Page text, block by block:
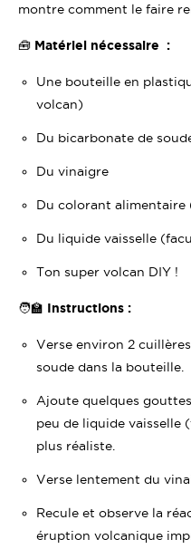
montre comment le faire
🧰 Matériel nécessaire :
Une bouteille en
volcan)
Du bicarbonate de
Du vinaigre
Du colorant
Du liquide vaisselle
Ton super volcan DIY !
🧑‍🏫 Instructions :
Verse environ 2
soude dans la bouteille.
Ajoute quelques
peu de liquide vaisselle
plus réaliste.
Verse lentement du
Recule et observe la
éruption volcanique